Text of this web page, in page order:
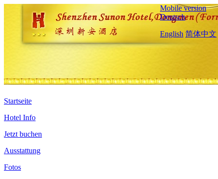
Mobile version
Deutsch
English 简体中文
Startseite
Hotel Info
Jetzt buchen
Ausstattung
Fotos